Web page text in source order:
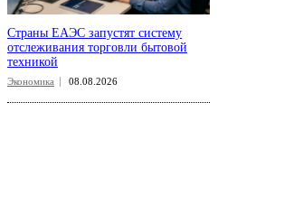
Страны ЕАЭС запустят систему
отслеживания торговли бытовой
техникой
Экономика 08.08.2026